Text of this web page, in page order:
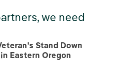
we need
Stand Down
Eastern Oregon